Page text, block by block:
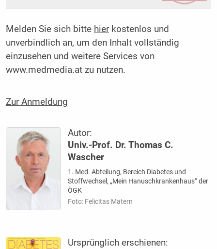
Melden Sie sich bitte hierkostenlos und
unverbindlich an, um den Inhalt vollständig
einzusehen und weitere Services von
www.medmedia.at zu nutzen.
Zur Anmeldung
Autor:
Univ.-Prof. Dr. Thomas C.
Wascher
1. Med. Abteilung, Bereich Diabetes und
Stoffwechsel, „Mein Hanuschkrankenhaus“ der
ÖGK
Foto: Felicitas Matern
Ursprünglich erschienen: